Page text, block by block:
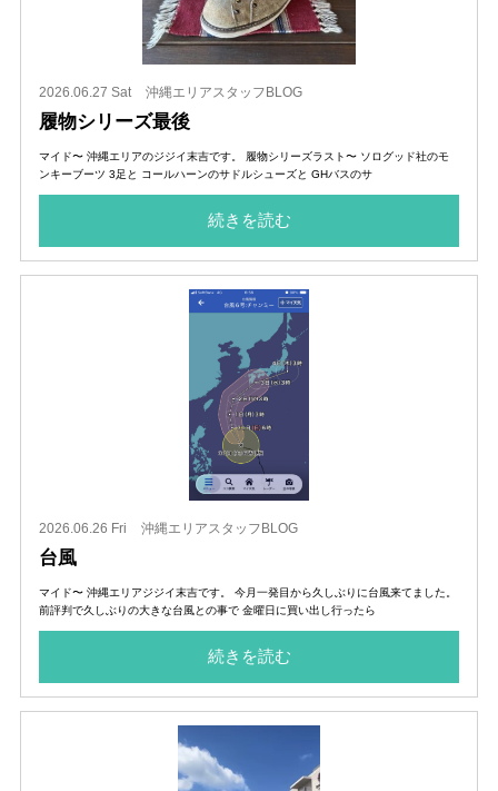
2026.06.27 Sat 沖縄エリアスタッフBLOG
履物シリーズ最後
マイド〜 沖縄エリアのジジイ末吉です。 履物シリーズラスト〜 ソログッド社のモ
ンキーブーツ 3足と コールハーンのサドルシューズと GHバスのサ
続きを読む
2026.06.26 Fri 沖縄エリアスタッフBLOG
台風
マイド〜 沖縄エリアジジイ末吉です。 今月一発目から久しぶりに台風来てました。
前評判で久しぶりの大きな台風との事で 金曜日に買い出し行ったら
続きを読む